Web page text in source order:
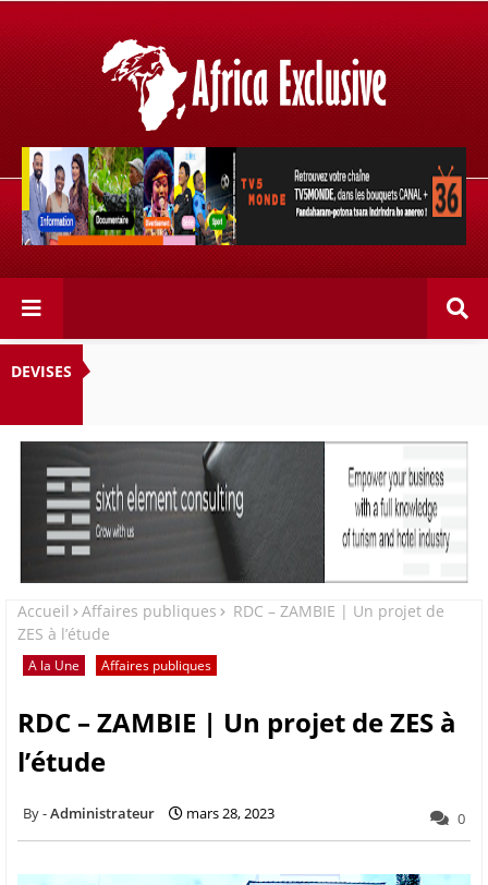
Retrouvez votre chaîne @TV5MONDE, dans les bouquets
CANAL+ 36 . Fandaharam-potoana tsara indrindra ho
anareo!
DEVISES
Accueil Affaires publiques
RDC – ZAMBIE | Un projet de
ZES à l’étude
A la Une Affaires publiques
RDC – ZAMBIE | Un projet de ZES à
l’étude
Administrateur mars 28, 2023 0